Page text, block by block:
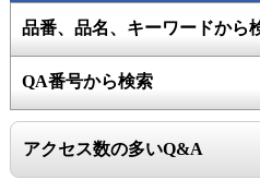
品番、品名、キーワードから
QA番号から検索
アクセス数の多いQ&A